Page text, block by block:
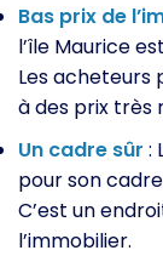
Bas prix de
l’île Maurice
Les
à des prix très
Un cadre sûr :
pour son
C’est un
l’immobilier.